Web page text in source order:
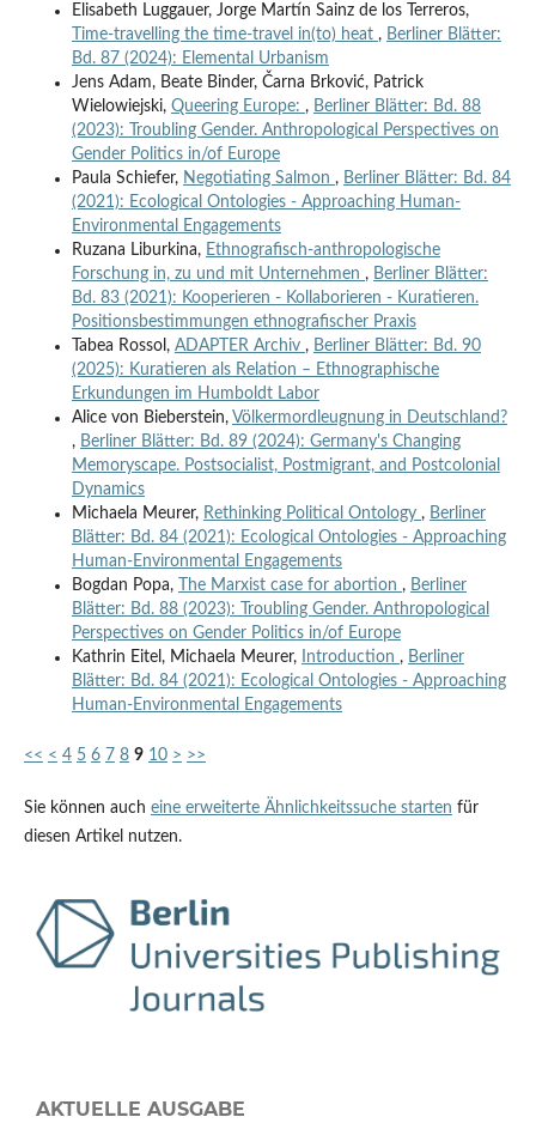
Elisabeth Luggauer, Jorge Martín Sainz de los Terreros,
Time-travelling the time-travel in(to) heat , Berliner Blätter:
Bd. 87 (2024): Elemental Urbanism
Jens Adam, Beate Binder, Čarna Brković, Patrick
Wielowiejski, Queering Europe: , Berliner Blätter: Bd. 88
(2023): Troubling Gender. Anthropological Perspectives on
Gender Politics in/of Europe
Paula Schiefer, Negotiating Salmon , Berliner Blätter: Bd. 84
(2021): Ecological Ontologies - Approaching Human-
Environmental Engagements
Ruzana Liburkina, Ethnografisch-anthropologische
Forschung in, zu und mit Unternehmen , Berliner Blätter:
Bd. 83 (2021): Kooperieren - Kollaborieren - Kuratieren.
Positionsbestimmungen ethnografischer Praxis
Tabea Rossol, ADAPTER Archiv , Berliner Blätter: Bd. 90
(2025): Kuratieren als Relation – Ethnographische
Erkundungen im Humboldt Labor
Alice von Bieberstein, Völkermordleugnung in Deutschland?
, Berliner Blätter: Bd. 89 (2024): Germany's Changing
Memoryscape. Postsocialist, Postmigrant, and Postcolonial
Dynamics
Michaela Meurer, Rethinking Political Ontology , Berliner
Blätter: Bd. 84 (2021): Ecological Ontologies - Approaching
Human-Environmental Engagements
Bogdan Popa,
The Marxist case for abortion , Berliner
Blätter: Bd. 88 (2023): Troubling Gender. Anthropological
Perspectives on Gender Politics in/of Europe
Kathrin Eitel, Michaela Meurer,
Introduction , Berliner
Blätter: Bd. 84 (2021): Ecological Ontologies - Approaching
Human-Environmental Engagements
<< < 4 5 6 7 8 9 10 > >>
Sie können auch eine erweiterte Ähnlichkeitssuche starten für
diesen Artikel nutzen.
AKTUELLE AUSGABE